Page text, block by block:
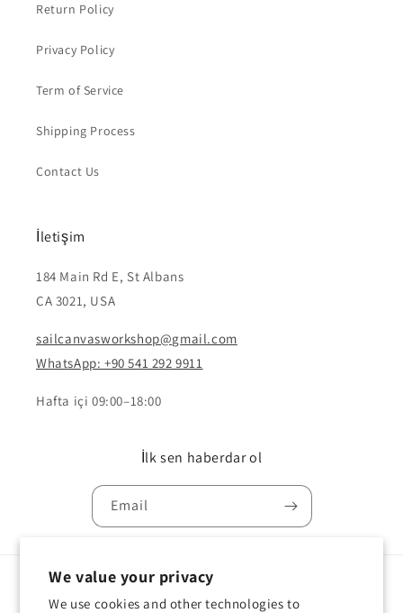
We value your privacy
We use cookies and other technologies to
Return Policy
Privacy Policy
Term of Service
Shipping Process
Contact Us
İletişim
184 Main Rd E, St Albans
CA 3021, USA
sailcanvasworkshop@gmail.com
WhatsApp: +90 541 292 9911
Hafta içi 09:00–18:00
İlk sen haberdar ol
Email
Country/region